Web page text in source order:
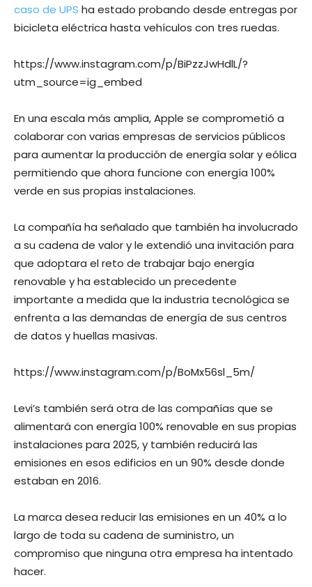
caso de UPS ha estado probando desde entregas por
bicicleta eléctrica hasta vehículos con tres ruedas.
https://www.instagram.com/p/BiPzzJwHdlL/?
utm_source=ig_embed
En una escala más amplia, Apple se comprometió a
colaborar con varias empresas de servicios públicos
para aumentar la producción de energía solar y eólica
permitiendo que ahora funcione con energía 100%
verde en sus propias instalaciones.
La compañía ha señalado que también ha involucrado
a su cadena de valor y le extendió una invitación para
que adoptara el reto de trabajar bajo energía
renovable y ha establecido un precedente
importante a medida que la industria tecnológica se
enfrenta a las demandas de energía de sus centros
de datos y huellas masivas.
https://www.instagram.com/p/BoMx56sl_5m/
Levi’s también será otra de las compañías que se
alimentará con energía 100% renovable en sus propias
instalaciones para 2025, y también reducirá las
emisiones en esos edificios en un 90% desde donde
estaban en 2016.
La marca desea reducir las emisiones en un 40% a lo
largo de toda su cadena de suministro, un
compromiso que ninguna otra empresa ha intentado
hacer.